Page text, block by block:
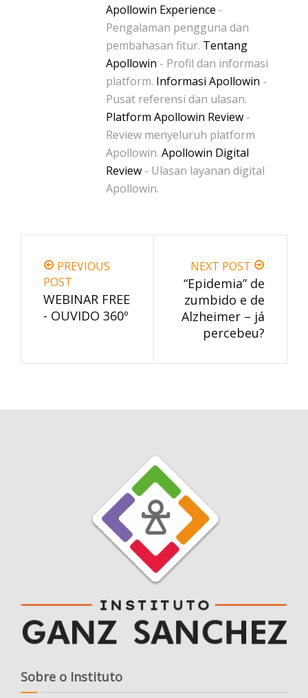
Apollowin Experience -
Pengalaman pengguna dan
pembahasan fitur. Tentang
Apollowin - Profil dan informasi
platform. Informasi Apollowin -
Pusat referensi dan ulasan.
Platform Apollowin Review -
Review menyeluruh platform
Apollowin. Apollowin Digital
Review - Ulasan layanan digital
Apollowin.
PREVIOUS
POST
WEBINAR FREE
- OUVIDO 360º
NEXT POST
“Epidemia” de
zumbido e de
Alzheimer – já
percebeu?
Sobre o Instituto